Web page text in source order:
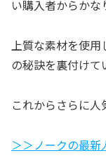
い購入者からかな
上質な素材を使用
の秘訣を裏付けて
これからさらに人
＞＞ノークの最新